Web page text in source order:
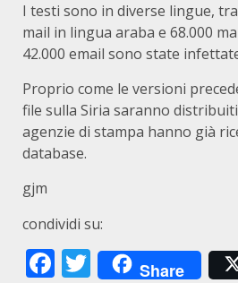
I testi sono in diverse lingue,
mail in lingua araba e 68.000
42.000 email sono state
Proprio come le versioni
file sulla Siria saranno
agenzie di stampa hanno già
database.
gjm
condividi su:
Facebook
Twitter
Share